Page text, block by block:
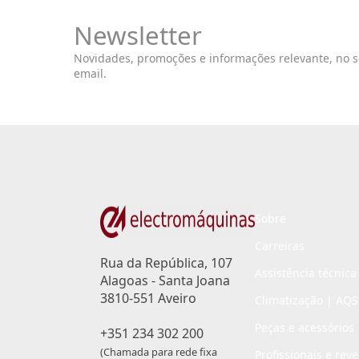
Newsletter
Novidades, promoções e informações relevante, no
email.
Rua da República, 107
Alagoas - Santa Joana
3810-551 Aveiro
+351 234 302 200
(Chamada para rede fixa